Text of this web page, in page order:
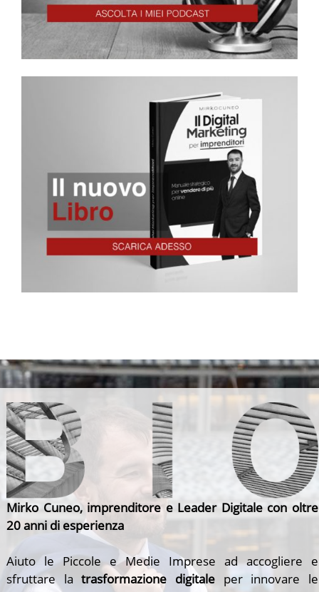
Mirko Cuneo, imprenditore e Leader Digitale con oltre
20 anni di esperienza
Aiuto le Piccole e Medie Imprese ad accogliere e
sfruttare latrasformazione digitale per innovare le